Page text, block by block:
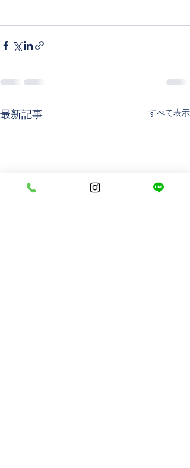
最新記事 すべて表示